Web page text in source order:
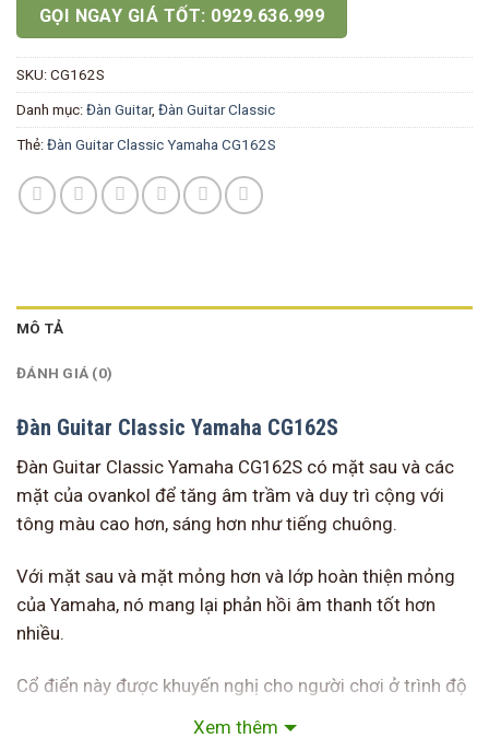
GỌI NGAY GIÁ TỐT: 0929.636.999
SKU: CG162S
Danh mục: Đàn Guitar, Đàn Guitar Classic
Thẻ: Đàn Guitar Classic Yamaha CG162S
MÔ TẢ
ĐÁNH GIÁ (0)
Đàn Guitar Classic Yamaha CG162S
Đàn Guitar Classic Yamaha CG162S có mặt sau và các
mặt của ovankol để tăng âm trầm và duy trì cộng với
tông màu cao hơn, sáng hơn như tiếng chuông.
Với mặt sau và mặt mỏng hơn và lớp hoàn thiện mỏng
của Yamaha, nó mang lại phản hồi âm thanh tốt hơn
nhiều.
Cổ điển này được khuyến nghị cho người chơi ở trình độ
Xem thêm